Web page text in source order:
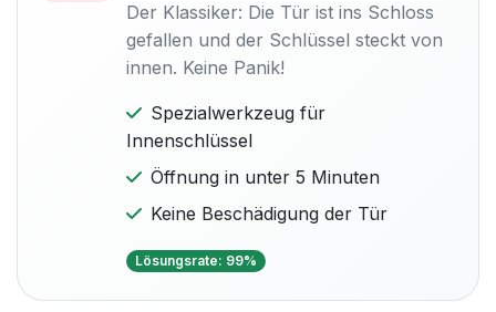
Der Klassiker: Die Tür ist ins Schloss
gefallen und der Schlüssel steckt von
innen. Keine Panik!
Spezialwerkzeug für
Innenschlüssel
Öffnung in unter 5 Minuten
Keine Beschädigung der Tür
Lösungsrate: 99%